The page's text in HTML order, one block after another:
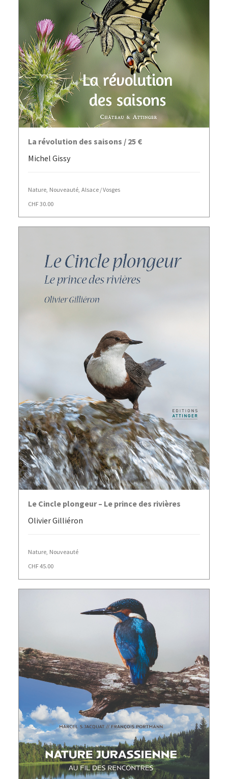
AJOUTER AU PANIER
La révolution des saisons / 25 €
Michel Gissy
Nature Nouveauté Alsace / Vosges
CHF30.00
AJOUTER AU PANIER
Le Cincle plongeur – Le prince des rivières
Olivier Gilliéron
Nature, Nouveauté
CHF45.00